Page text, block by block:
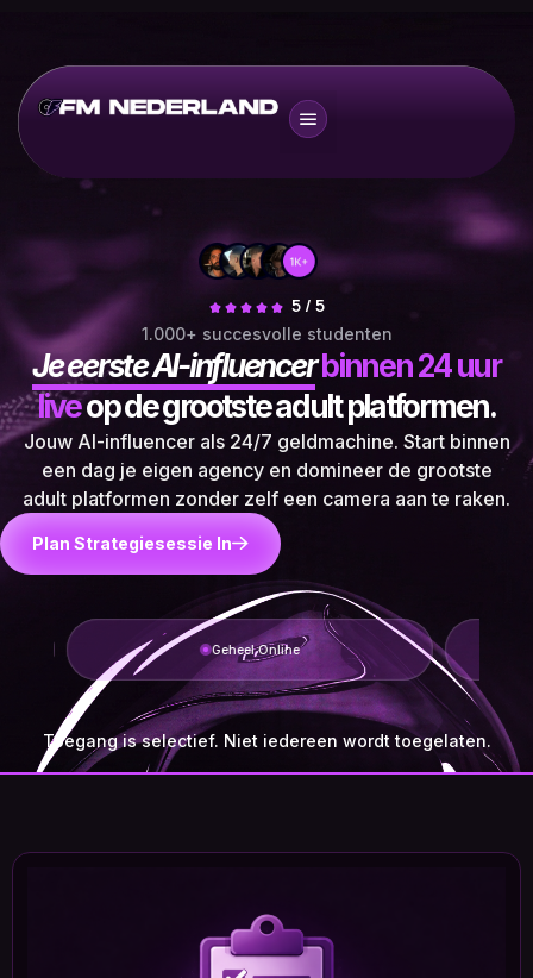
5 / 5
1.000+ succesvolle studenten
Je eerste AI-influencerbinnen 24 uur
liveop de grootste adult platformen.
Jouw AI-influencer als 24/7 geldmachine. Start binnen
een dag je eigen agency en domineer de grootste
adult platformen zonder zelf een camera aan te raken.
Plan Strategiesessie In
Geheel Online
Toegang is selectief. Niet iedereen wordt toegelaten.